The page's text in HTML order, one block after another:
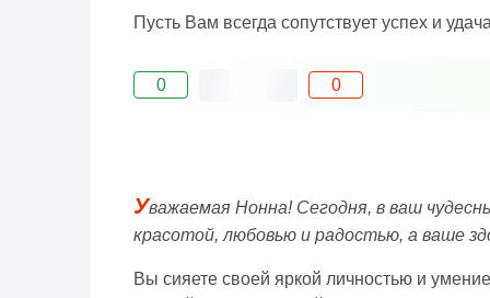
Пусть Вам всегда сопутствует успех и
0 0
Уважаемая Нонна! Сегодня, в ваш
красотой, любовью и радостью, а ваше
Вы сияете своей яркой личностью и